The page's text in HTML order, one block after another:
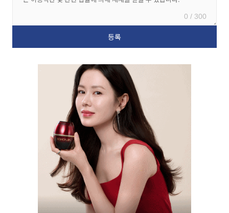
0 / 300